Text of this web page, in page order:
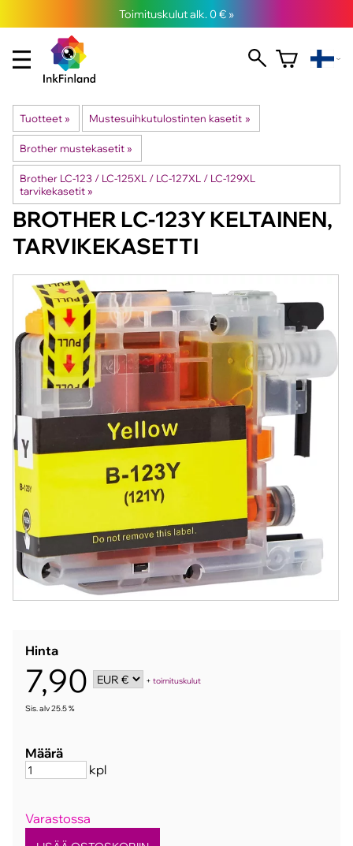
Toimituskulut alk. 0 € »
Tuotteet ‪» Mustesuihkutulostinten kasetit ‪»
Brother mustekasetit ‪»
Brother LC-123 / LC-125XL / LC-127XL / LC-129XL
tarvikekasetit ‪»
BROTHER LC-123Y KELTAINEN,
TARVIKEKASETTI
Hinta
7,90 +toimituskulut
Sis. alv 25.5 %
Määrä
kpl
Varastossa